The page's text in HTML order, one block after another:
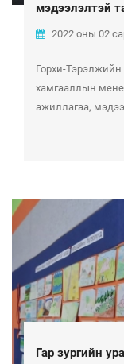
мэдээлэлтэй
2022 оны 02
Горхи-Тэрэлжийн
хамгааллын
ажиллагаа,
Гар зургийн